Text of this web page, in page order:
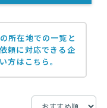
所在地での一覧と
頼に対応できる企
方はこちら。